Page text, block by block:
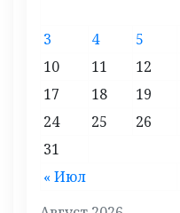
« Июл
3
4 5
10
11 12
17
18 19
24
25 26
31